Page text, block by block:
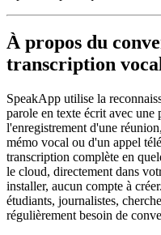
À propos du
transcription
SpeakApp utilise la
parole en texte écrit avec
l'enregistrement d'une
mémo vocal ou d'un appel
transcription complète en
le cloud, directement dans
installer, aucun compte à
étudiants, journalistes,
régulièrement besoin de